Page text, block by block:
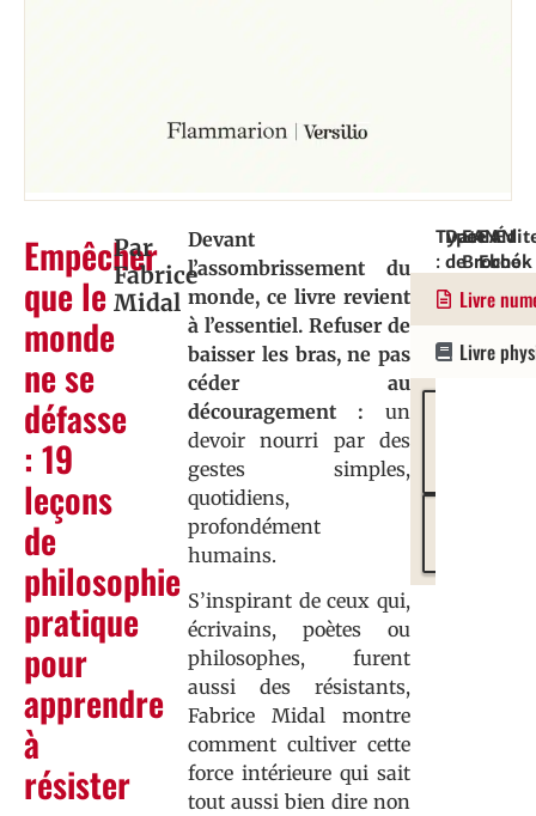
Empêcher
que le
monde
ne se
défasse
: 19
leçons
de
philosophie
pratique
pour
apprendre
à
résister
Par
Fabrice
Midal
Devant
l’assombrissement du
monde, ce livre revient
à l’essentiel. Refuser de
baisser les bras, ne pas
céder au
découragement: un
devoir nourri par des
gestes simples,
quotidiens,
profondément
humains.
S’inspirant de ceux qui,
écrivains, poètes ou
philosophes, furent
aussi des résistants,
Fabrice Midal montre
comment cultiver cette
force intérieure qui sait
tout aussi bien dire non
Livre
Livre
Type
:
Document
Date
de
parution
:
21/01/
EAN
Broché
:
EAN
Ebook
:
|